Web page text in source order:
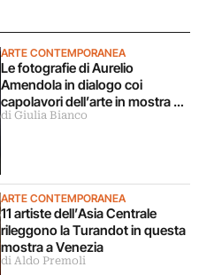
ARTE CONTEMPORANEA
Le fotografie di Aurelio
Amendola in dialogo coi
capolavori dell’arte in mostra a
Milano
di Giulia Bianco
ARTE CONTEMPORANEA
11 artiste dell’Asia Centrale
rileggono la Turandot in questa
mostra a Venezia
di Aldo Premoli